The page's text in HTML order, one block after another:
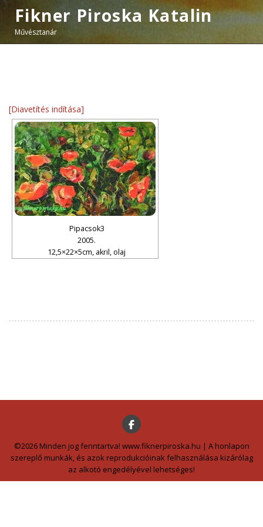
Fikner Piroska Katalin
Művésztanár
[Diavetítés indítása]
Pipacsok3
2005.
12,5×22×5cm, akril, olaj
©2026 Minden jog fenntartva! www.fiknerpiroska.hu | A honlapon
szereplő munkák, és azok reprodukcióinak felhasználása kizárólag
az alkotó engedélyével lehetséges!